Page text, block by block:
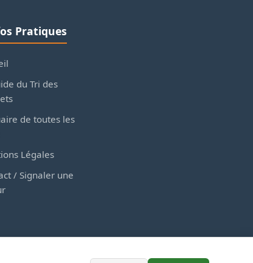
Pratiques
du Tri des
de toutes les
Légales
/ Signaler une